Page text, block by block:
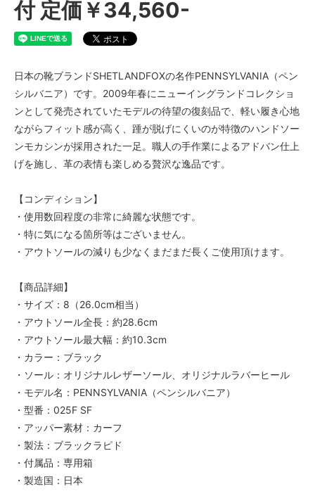
付 定価￥34,560-
日本の靴ブランドSHETLANDFOXの名作PENNSYLVANIA（ペン
シルバニア）です。2009年春にニューイングランドコレクショ
ンとして発売されていたモデルの待望の復刻品で、軽い履き心地
ながらフィット感が高く、踵が脱げにくいのが特徴のハンドソー
ンモカシンが採用された一足。職人の手作業によるアドバン仕上
げを施し、革の表情も楽しめる贅沢な逸品です。
【コンディション】
・使用数回程度の非常に綺麗な状態です。
・特に気になる箇所等はございません。
・アウトソールの減りも少なくまだまだ長くご使用頂けます。
【商品詳細】
・サイズ：8（26.0cm相当）
・アウトソール全長：約28.6cm
・アウトソール最大幅：約10.3cm
・カラー：ブラック
・ソール：オリジナルレザーソール、オリジナルラバーヒール
・モデル名：PENNSYLVANIA（ペンシルバニア）
・型番：025F SF
・アッパー素材：カーフ
・製法：ブラックラピド
・付属品：専用箱
・製造国：日本